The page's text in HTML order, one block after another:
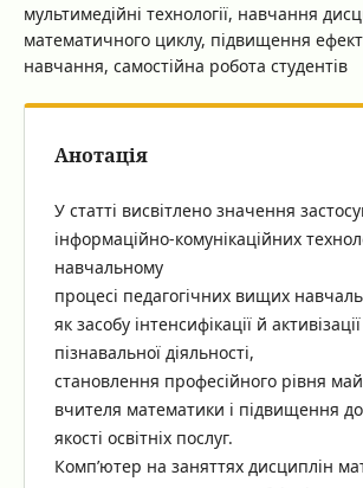
мультимедійні технології, навчання
математичного циклу, підвищення
навчання, самостійна робота студентів
Анотація
У статті висвітлено значення
інформаційно-комунікаційних
навчальному
процесі педагогічних вищих
як засобу інтенсифікації й
пізнавальної діяльності,
становлення професійного рівня
вчителя математики і підвищення
якості освітніх послуг.
Комп’ютер на заняттях дисциплін